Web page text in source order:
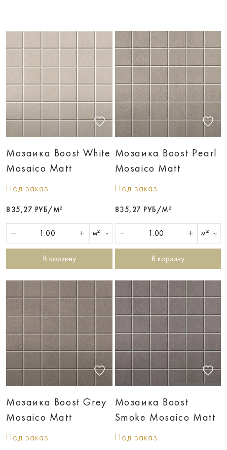
Мозаика Boost White
Mosaico Matt
Под заказ
835,27 РУБ/М²
м²
В корзину
Мозаика Boost Pearl
Mosaico Matt
Под заказ
835,27 РУБ/М²
м²
В корзину
Мозаика Boost Grey
Mosaico Matt
Под заказ
Мозаика Boost
Smoke Mosaico Matt
Под заказ